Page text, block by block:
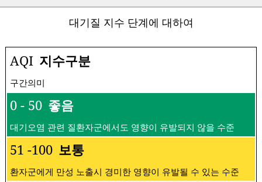
대기질 지수 단계에 대하여
AQI 지수구분
구간의미
0 - 50 좋음
대기오염 관련 질환자군에서도 영향이 유발되지 않을 수준
51 -100 보통
환자군에게 만성 노출시 경미한 영향이 유발될 수 있는 수준